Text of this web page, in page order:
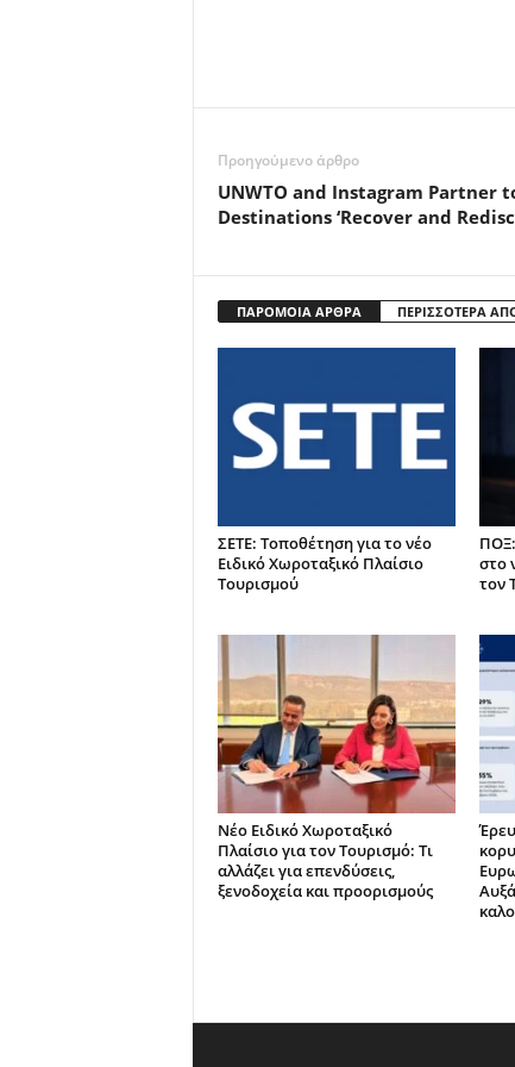
Προηγούμενο άρθρο
UNWTO and Instagram Partner
Destinations ‘Recover and
ΠΑΡΟΜΟΙΑ ΑΡΘΡΑ ΠΕΡΙΣΣΟΤΕΡΑ
ΣΕΤΕ: Τοποθέτηση για το νέο
Ειδικό Χωροταξικό Πλαίσιο
Τουρισμού
ΠΟΞ:
στο
τον
Νέο Ειδικό Χωροταξικό
Πλαίσιο για τον Τουρισμό: Τι
αλλάζει για επενδύσεις,
ξενοδοχεία και προορισμούς